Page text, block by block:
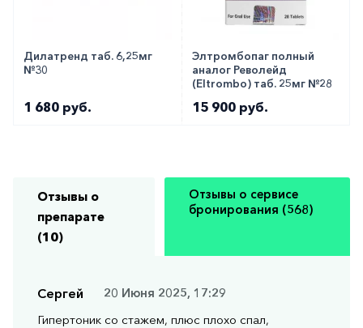
Дилатренд таб. 6,25мг
№30
1 680 руб.
Элтромбопаг полный
аналог Револейд
(Eltrombo) таб. 25мг №28
15 900 руб.
Отзывы о
препарате
(10)
Отзывы о сервисе
бронирования (568)
Сергей
20 Июня 2025, 17:29
Гипертоник со стажем, плюс плохо спал,